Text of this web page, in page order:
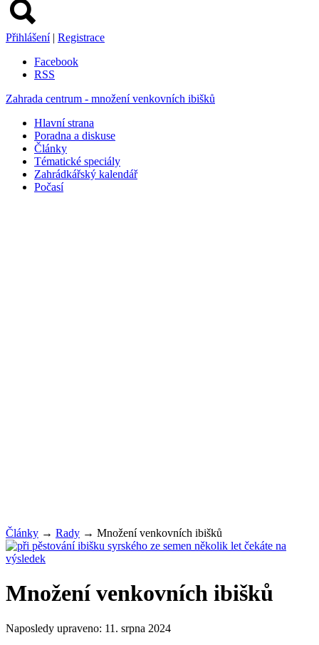
Přihlášení | Registrace
Facebook
RSS
Zahrada centrum - množení venkovních ibišků
Hlavní strana
Poradna a diskuse
Články
Tématické speciály
Zahrádkářský kalendář
Počasí
Články → Rady → Množení venkovních ibišků
Množení venkovních ibišků
Naposledy upraveno: 11. srpna 2024